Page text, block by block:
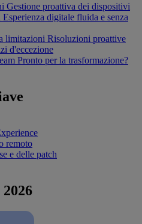
Gestione proattiva dei dispositivi
Esperienza digitale fluida e senza
limitazioni Risoluzioni proattive
d'eccezione
Pronto per la trasformazione?
remoto
e delle patch